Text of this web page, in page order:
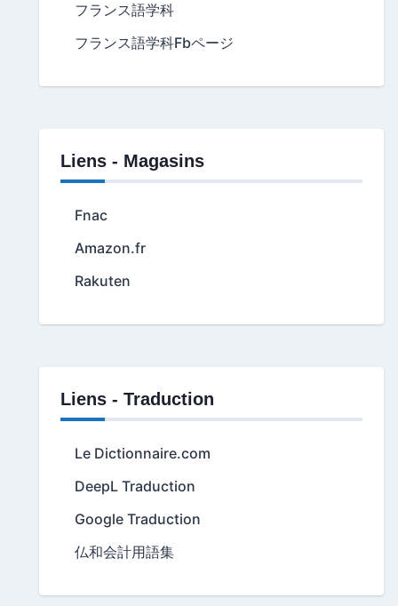
フランス語学科
フランス語学科Fbページ
Liens - Magasins
Fnac
Amazon.fr
Rakuten
Liens - Traduction
Le Dictionnaire.com
DeepL Traduction
Google Traduction
仏和会計用語集